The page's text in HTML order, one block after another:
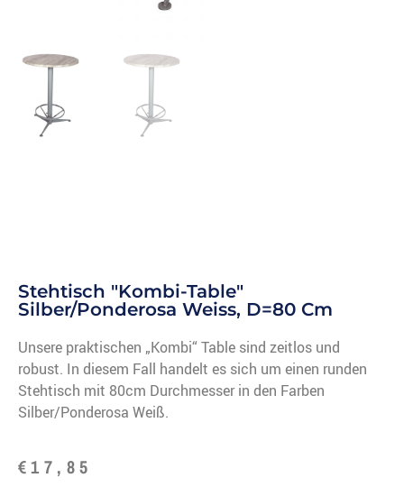
Stehtisch "Kombi-Table"
Silber/Ponderosa Weiss, D=80 Cm
Unsere praktischen „Kombi“ Table sind zeitlos und
robust. In diesem Fall handelt es sich um einen runden
Stehtisch mit 80cm Durchmesser in den Farben
Silber/Ponderosa Weiß.
€17,85